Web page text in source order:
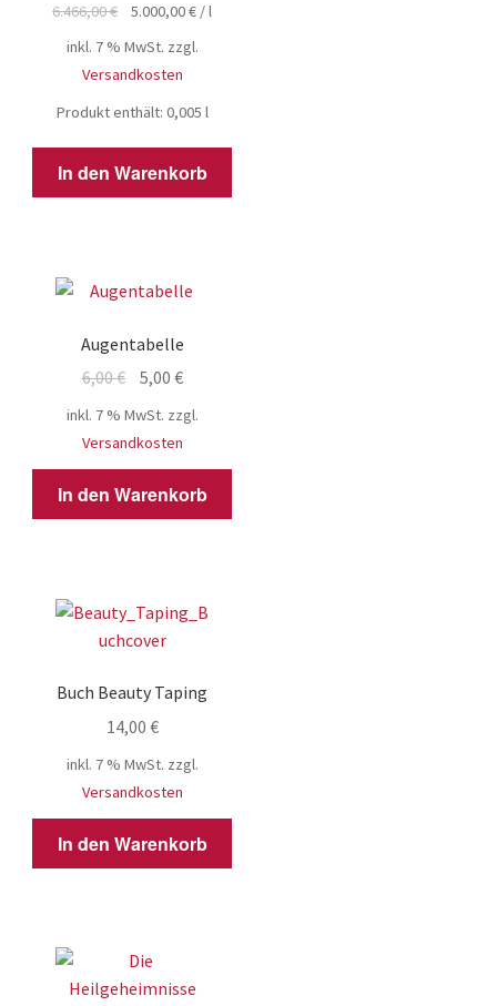
32,33 €
ist:
25,00 €.
6.466,00€ 5.000,00€ /l
inkl. 7 % MwSt. zzgl.
Versandkosten
Produkt enthält: 0,005 l
In den Warenkorb
Augentabelle
6,00€ Ursprünglicher
war:
5,00 €Aktueller
Preis
inkl. 7 % MwSt. zzgl.
Versandkosten
In den Warenkorb
Buch Beauty Taping
14,00 €
inkl. 7 % MwSt. zzgl.
Versandkosten
In den Warenkorb